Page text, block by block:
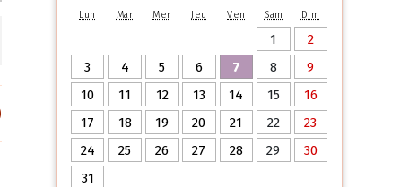
Lun Mar Mer Jeu Ven Sam Dim
1
2
3
4 5 6 7 8
9
10
11 12 13 14 15
16
17
18 19 20 21 22
23
24
25 26 27 28 29
30
31